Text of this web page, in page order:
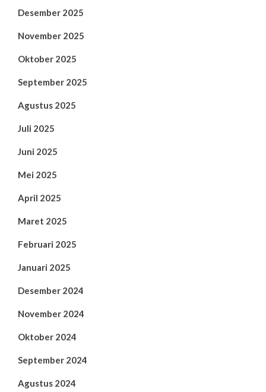
Desember 2025
November 2025
Oktober 2025
September 2025
Agustus 2025
Juli 2025
Juni 2025
Mei 2025
April 2025
Maret 2025
Februari 2025
Januari 2025
Desember 2024
November 2024
Oktober 2024
September 2024
Agustus 2024